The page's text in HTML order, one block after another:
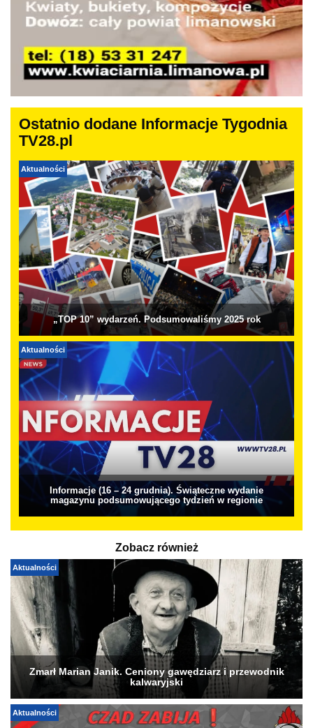
Ostatnio dodane Informacje Tygodnia
TV28.pl
Aktualności
„TOP 10” wydarzeń. Podsumowaliśmy 2025 rok
Aktualności
Informacje (16 – 24 grudnia). Świąteczne wydanie
magazynu podsumowującego tydzień w regionie
Zobacz również
Aktualności
Zmarł Marian Janik. Ceniony gawędziarz i przewodnik
kalwaryjski
Aktualności